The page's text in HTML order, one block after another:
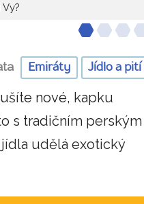
Emiráty Jídlo a pití
nové, kapku
s tradičním perským
udělá exotický